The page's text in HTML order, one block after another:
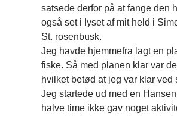
satsede derfor på at fange den
også set i lyset af mit held i
St. rosenbusk.
Jeg havde hjemmefra lagt en
fiske. Så med planen klar var
hvilket betød at jeg var klar
Jeg startede ud med en
halve time ikke gav noget